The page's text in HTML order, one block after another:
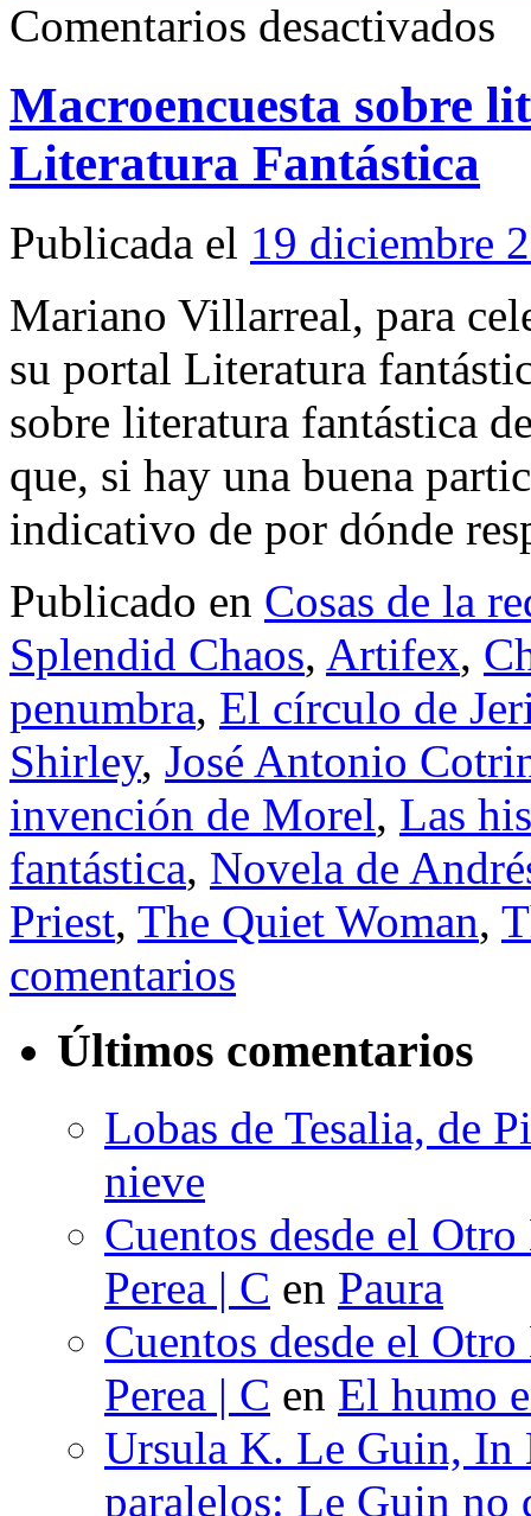
Comentarios desactivados
Macroencuesta sobre
Literatura Fantástica
Publicada el 19 diciembre
Mariano Villarreal, para
su portal Literatura
sobre literatura fantástica
que, si hay una buena
indicativo de por dónde
Publicado en Cosas de la
Splendid Chaos, Artifex,
penumbra, El círculo de
Shirley, José Antonio
invención de Morel, Las
fantástica, Novela de
Priest, The Quiet Woman,
comentarios
Últimos comentarios
Lobas de Tesalia, de
nieve
Cuentos desde el
Perea | C en Paura
Cuentos desde el
Perea | C en El humo
Ursula K. Le Guin, In
paralelos: Le Guin no